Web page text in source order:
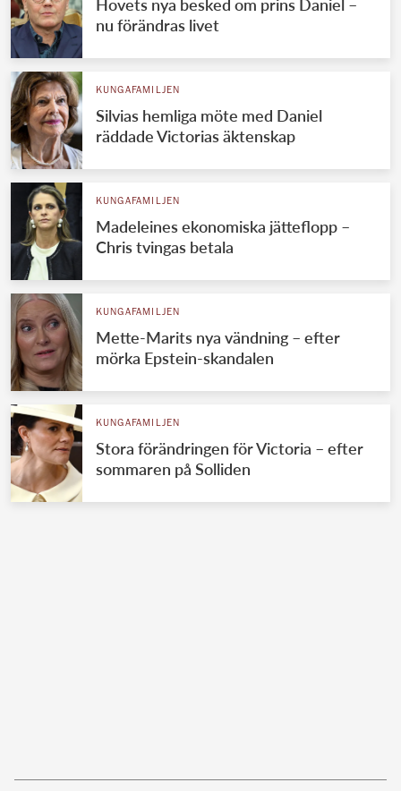
Hovets nya besked om prins Daniel –
nu förändras livet
KUNGAFAMILJEN
Silvias hemliga möte med Daniel
räddade Victorias äktenskap
KUNGAFAMILJEN
Madeleines ekonomiska jätteflopp –
Chris tvingas betala
KUNGAFAMILJEN
Mette-Marits nya vändning – efter
mörka Epstein-skandalen
KUNGAFAMILJEN
Stora förändringen för Victoria – efter
sommaren på Solliden